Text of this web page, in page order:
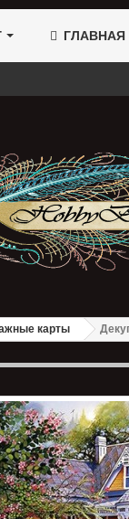
ГЛАВНАЯ
карты